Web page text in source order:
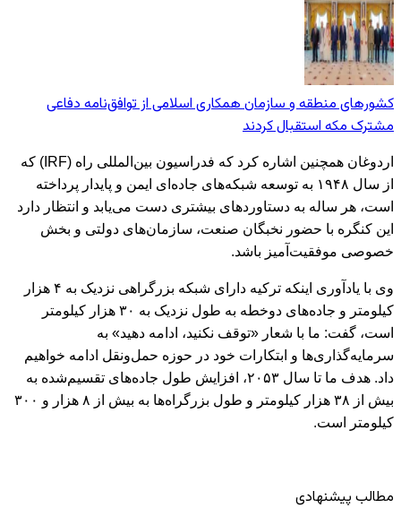
کشورهای منطقه و سازمان همکاری اسلامی از توافق‌نامه دفاعی
مشترک مکه استقبال کردند
اردوغان همچنین اشاره کرد که فدراسیون بین‌المللی راه (IRF) که
از سال ۱۹۴۸ به توسعه شبکه‌های جاده‌ای ایمن و پایدار پرداخته
است، هر ساله به دستاوردهای بیشتری دست می‌یابد و انتظار دارد
این کنگره با حضور نخبگان صنعت، سازمان‌های دولتی و بخش
خصوصی موفقیت‌آمیز باشد.
وی با یادآوری اینکه ترکیه دارای شبکه بزرگراهی نزدیک به ۴ هزار
کیلومتر و جاده‌های دوخطه به طول نزدیک به ۳۰ هزار کیلومتر
است، گفت: ما با شعار «توقف نکنید، ادامه دهید» به
سرمایه‌گذاری‌ها و ابتکارات خود در حوزه حمل‌ونقل ادامه خواهیم
داد. هدف ما تا سال ۲۰۵۳، افزایش طول جاده‌های تقسیم‌شده به
بیش از ۳۸ هزار کیلومتر و طول بزرگراه‌ها به بیش از ۸ هزار و ۳۰۰
کیلومتر است.
مطالب پیشنهادی